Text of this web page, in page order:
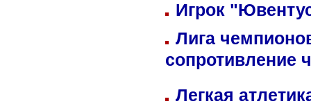
Игрок
Лига
сопротивление
Легкая